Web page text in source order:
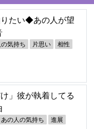
りたい◆あの人が望
気持ち 片思い 相性
」彼が執着してる
あの人の気持ち 進展